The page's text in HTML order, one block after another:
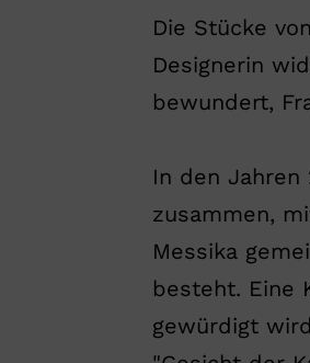
Die Stücke
Designerin
bewundert,
In den
zusammen,
Messika
besteht. Eine
gewürdigt